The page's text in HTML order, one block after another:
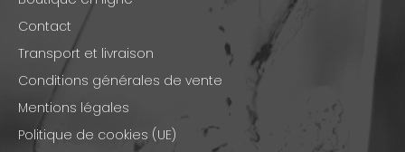
Contact
Transport et livraison
Conditions générales de vente
Mentions légales
Politique de cookies (UE)